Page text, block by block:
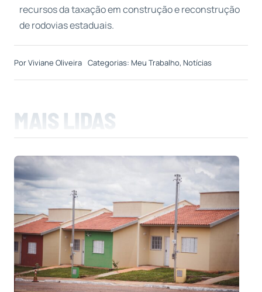
recursos da taxação em construção e reconstrução
de rodovias estaduais.
PorViviane Oliveira Categorias: Meu Trabalho, Notícias
MAIS LIDAS